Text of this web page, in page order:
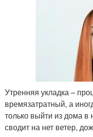
Утренняя укладка –
времязатратный, а
только выйти из дома в
сводит на нет ветер,